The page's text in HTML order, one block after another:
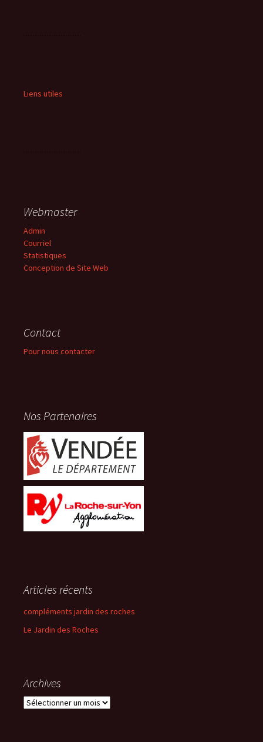
Liens utiles
Webmaster
Admin
Courriel
Statistiques
Conception de Site Web
Contact
Pour nous contacter
Nos Partenaires
Articles récents
compléments jardin des roches
Le Jardin des Roches
Archives
Archives